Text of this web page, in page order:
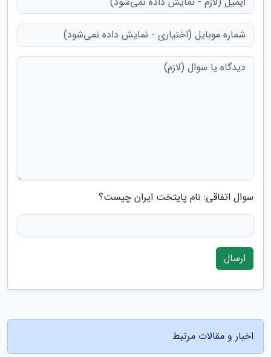
سوال اتفاقی: نام پایتخت ایران چیست؟
ارسال
اخبار و مقالات مرتبط